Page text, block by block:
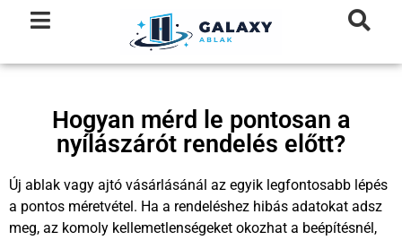
Hogyan mérd le pontosan a
nyílászárót rendelés előtt?
Új ablak vagy ajtó vásárlásánál az egyik legfontosabb lépés
a pontos méretvétel. Ha a rendeléshez hibás adatokat adsz
meg, az komoly kellemetlenségeket okozhat a beépítésnél,